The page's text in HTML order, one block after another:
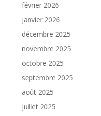
février 2026
janvier 2026
décembre 2025
novembre 2025
octobre 2025
septembre 2025
août 2025
juillet 2025